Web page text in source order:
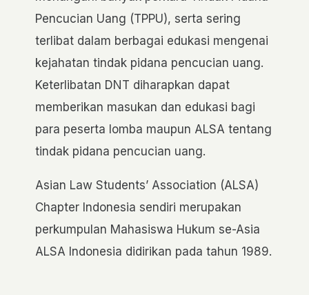
Pencucian Uang (TPPU), serta sering
terlibat dalam berbagai edukasi mengenai
kejahatan tindak pidana pencucian uang.
Keterlibatan DNT diharapkan dapat
memberikan masukan dan edukasi bagi
para peserta lomba maupun ALSA tentang
tindak pidana pencucian uang.
Asian Law Students’ Association (ALSA)
Chapter Indonesia sendiri merupakan
perkumpulan Mahasiswa Hukum se-Asia
ALSA Indonesia didirikan pada tahun 1989.